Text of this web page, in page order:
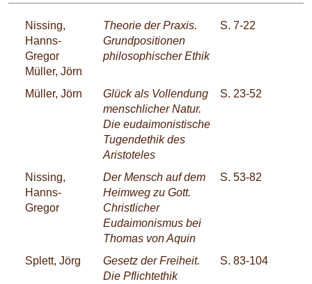
Nissing,
Hanns-
Gregor
Müller, Jörn
Theorie der Praxis.
Grundpositionen
philosophischer Ethik
S. 7-22
Müller, Jörn
Glück als Vollendung
menschlicher Natur.
Die eudaimonistische
Tugendethik des
Aristoteles
S. 23-52
Nissing,
Hanns-
Gregor
Der Mensch auf dem
Heimweg zu Gott.
Christlicher
Eudaimonismus bei
Thomas von Aquin
S. 53-82
Splett, Jörg
Gesetz der Freiheit.
Die Pflichtethik
S. 83-104